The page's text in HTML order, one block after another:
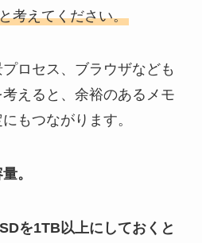
考えてください。
ロセス、ブラウザなども
えると、余裕のあるメモ
もつながります。
。
を1TB以上にしておくと